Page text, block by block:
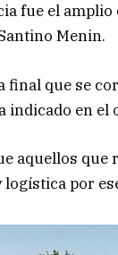
fue el
Menin.
que se
indicado en
aquellos que
por